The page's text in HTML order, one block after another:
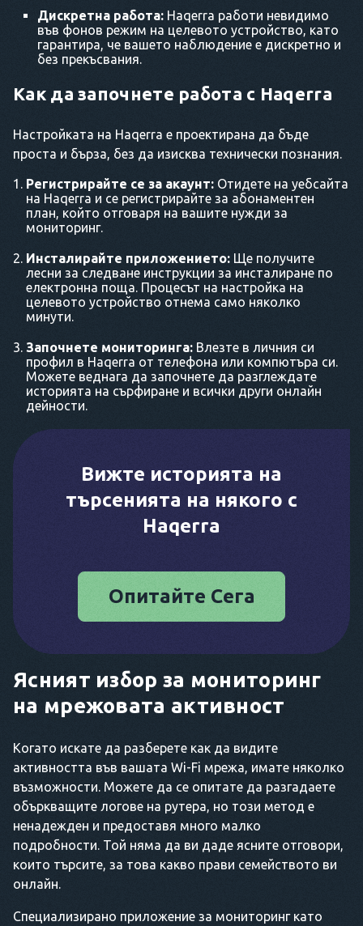
Дискретна работа: Haqerra работи невидимо
във фонов режим на целевото устройство, като
гарантира, че вашето наблюдение е дискретно и
без прекъсвания.
Как да започнете работа с Haqerra
Настройката на Haqerra е проектирана да бъде
проста и бърза, без да изисква технически познания.
Регистрирайте се за акаунт: Отидете на уебсайта
на Haqerra и се регистрирайте за абонаментен
план, който отговаря на вашите нужди за
мониторинг.
Инсталирайте приложението: Ще получите
лесни за следване инструкции за инсталиране по
електронна поща. Процесът на настройка на
целевото устройство отнема само няколко
минути.
Започнете мониторинга: Влезте в личния си
профил в Haqerra от телефона или компютъра си.
Можете веднага да започнете да разглеждате
историята на сърфиране и всички други онлайн
дейности.
Вижте историята на
търсенията на някого с
Haqerra
Опитайте Сега
Ясният избор за мониторинг
на мрежовата активност
Когато искате да разберете как да видите
активността във вашата Wi-Fi мрежа, имате няколко
възможности. Можете да се опитате да разгадаете
объркващите логове на рутера, но този метод е
ненадежден и предоставя много малко
подробности. Той няма да ви даде ясните отговори,
които търсите, за това какво прави семейството ви
онлайн.
Специализирано приложение за мониторинг като